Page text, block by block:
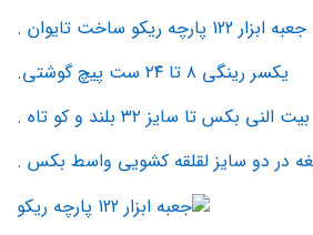
جعبه ابزار 122 پارچه ریکو ساخت تایوان .
یکسر رینگی ۸ تا ۲۴ ست پیچ گوشتی.
بیت النی بکس تا سایز ۳۲ بلند و کو تاه .
در دو سایز لقلقه کشویی واسط بکس .